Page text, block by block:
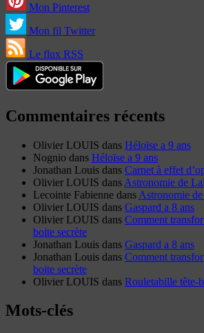
Mon Pinterest
Mon fil Twitter
Le flux RSS
Commentaires récents
Olivier LOUIS dans Héloïse a 9 ans
Nognio dans Héloïse a 9 ans
Jonathan Louis dans Carnet à effet
Olivier LOUIS dans Astronomie de
Lecointe Fabienne dans Astronomie
Olivier LOUIS dans Gaspard a 8 ans
Olivier LOUIS dans Comment
boite secrète
Jonathan Louis dans Gaspard a 8 ans
Jonathan Louis dans Comment
boite secrète
Olivier LOUIS dans Rouletabille tête-
Mots-clés